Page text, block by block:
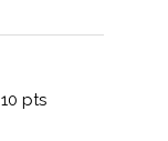
10 pts